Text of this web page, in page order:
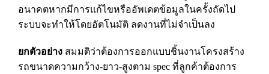
อนาคตหากมีการแก้ไขหรืออัพเดตข้อมูลในครั้งถัดไป
ระบบจะทำให้โดยอัตโนมัติ ลดงานที่ไม่จำเป็นลง
ยกตัวอย่าง สมมติว่าต้องการออกแบบชิ้นงานโครงสร้าง
รถขนาดความกว้าง-ยาว-สูงตาม spec ที่ลูกค้าต้องการ